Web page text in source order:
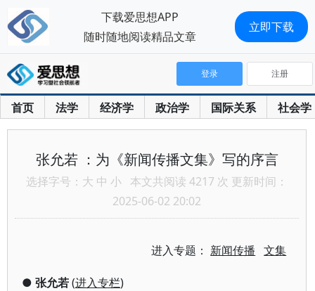
首页 法学 经济学 政治学 国际关系 社会学
登录 注册
张允若 ：为《新闻传播文集》写的序言
选择字号： 大 中 小 本文共阅读 4217 次 更新时间：
2025-06-02 20:02
进入专题： 新闻传播 文集
● 张允若(进入专栏)
下载爱思想APP
随时随地阅读精品文章
立即下载